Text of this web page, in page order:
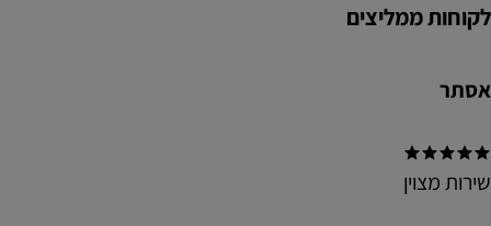
לקוחות ממליצים
אסתר
שירות מצוין